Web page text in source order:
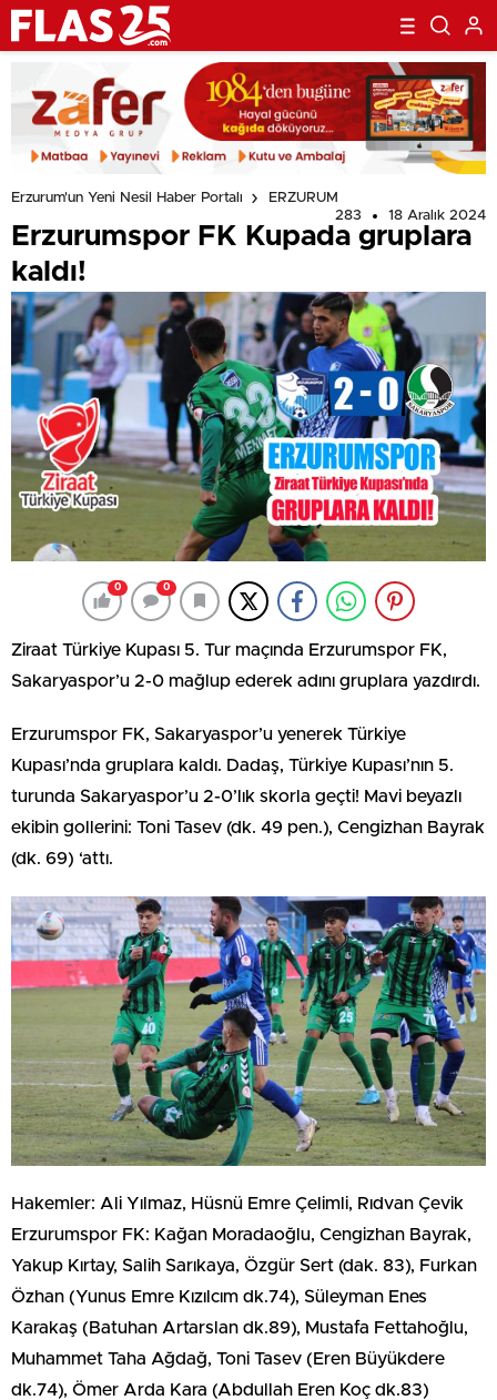
Erzurum'un Yeni Nesil Haber Portalı
ERZURUM
283
18 Aralık 2024
Erzurumspor FK Kupada gruplara
kaldı!
0 0
Ziraat Türkiye Kupası 5. Tur maçında Erzurumspor FK,
Sakaryaspor’u 2-0 mağlup ederek adını gruplara yazdırdı.
Erzurumspor FK, Sakaryaspor’u yenerek Türkiye
Kupası’nda gruplara kaldı. Dadaş, Türkiye Kupası’nın 5.
turunda Sakaryaspor’u 2-0’lık skorla geçti! Mavi beyazlı
ekibin gollerini: Toni Tasev (dk. 49 pen.), Cengizhan Bayrak
(dk. 69) ‘attı.
Hakemler: Ali Yılmaz, Hüsnü Emre Çelimli, Rıdvan Çevik
Erzurumspor FK: Kağan Moradaoğlu, Cengizhan Bayrak,
Yakup Kırtay, Salih Sarıkaya, Özgür Sert (dak. 83), Furkan
Özhan (Yunus Emre Kızılcım dk.74), Süleyman Enes
Karakaş (Batuhan Artarslan dk.89), Mustafa Fettahoğlu,
Muhammet Taha Ağdağ, Toni Tasev (Eren Büyükdere
dk.74), Ömer Arda Kara (Abdullah Eren Koç dk.83)